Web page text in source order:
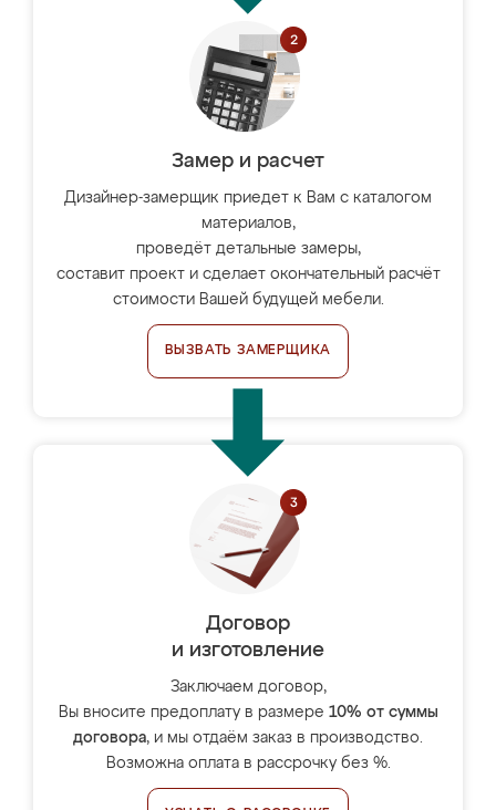
Замер и расчет
Дизайнер-замерщик приедет к Вам с каталогом
материалов,
проведёт детальные замеры,
составит проект и сделает окончательный расчёт
стоимости Вашей будущей мебели.
ВЫЗВАТЬ ЗАМЕРЩИКА
Договор
и изготовление
Заключаем договор,
Вы вносите предоплату в размере 10% от суммы
договора, и мы отдаём заказ в производство.
Возможна оплата в рассрочку без %.